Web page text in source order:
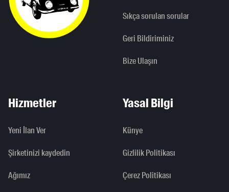
Sıkça sorulan sorular
Geri Bildiriminiz
Bize Ulaşın
Hizmetler
Yeni İlan Ver
Şirketinizi kaydedin
Ağımız
Yasal Bilgi
Künye
Gizlilik Politikası
Çerez Politikası